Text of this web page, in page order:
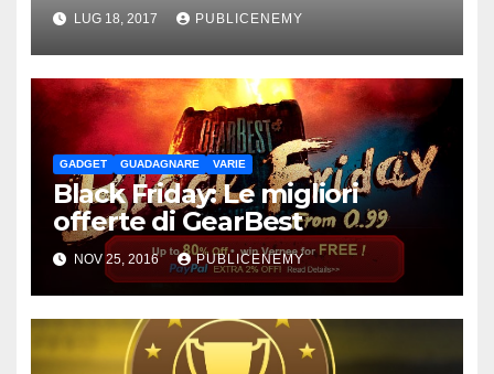
LUG 18, 2017 PUBLICENEMY
GADGET GUADAGNARE VARIE
Black Friday: Le migliori
offerte di GearBest
NOV 25, 2016 PUBLICENEMY